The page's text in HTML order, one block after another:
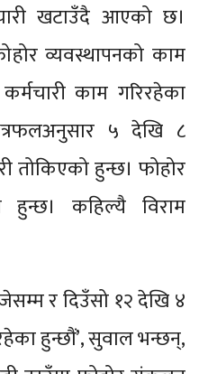
खटाउँदै आएको छ।
व्यवस्थापनको काम
काम गरिरहेका
५ देखि ८
तोकिएको हुन्छ। फोहोर
कहिल्यै विराम
र दिउँसो १२ देखि ४
हुन्छौं’, सुवाल भन्छन्,